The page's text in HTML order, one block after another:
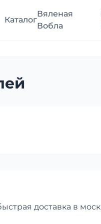
Каталог
Вяленая
Вобла
доставка в